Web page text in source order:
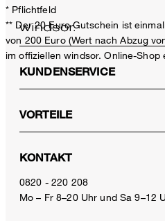
* Pflichtfeld
** Der 20 Euro Gutschein ist
von 200 Euro (Wert nach Abzug
im offiziellen windsor. Online-Shop
KUNDENSERVICE
VORTEILE
KONTAKT
0820 - 220 208
Mo – Fr 8–20 Uhr und Sa 9–12